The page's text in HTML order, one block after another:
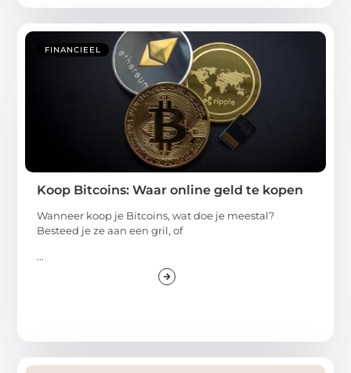
FINANCIEEL
Koop Bitcoins: Waar online geld te kopen
Wanneer koop je Bitcoins, wat doe je meestal?
Besteed je ze aan een gril, of
...